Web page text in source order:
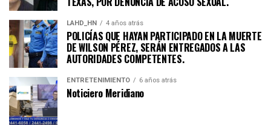
LAHD_HN 4 años atrás
POLICÍAS QUE HAYAN PARTICIPADO EN LA MUERTE
DE WILSON PÉREZ, SERÁN ENTREGADOS A LAS
AUTORIDADES COMPETENTES.
ENTRETENIMIENTO 6 años atrás
Noticiero Meridiano